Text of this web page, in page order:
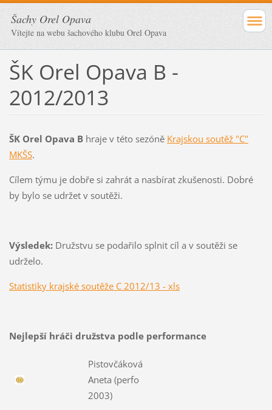
Šachy Orel Opava
Vítejte na webu šachového klubu Orel Opava
ŠK Orel Opava B -
2012/2013
ŠK Orel Opava Bhraje v této sezóně Krajskou soutěž "C"
MKŠS.
Cílem týmu je dobře si zahrát a nasbírat zkušenosti. Dobré
by bylo se udržet v soutěži.
Výsledek: Družstvu se podařilo splnit cíl a v soutěži se
udrželo.
Statistiky krajské soutěže C 2012/13 - xls
Nejlepší hráči družstva podle performance
Pistovčáková
Aneta (perfo
2003)